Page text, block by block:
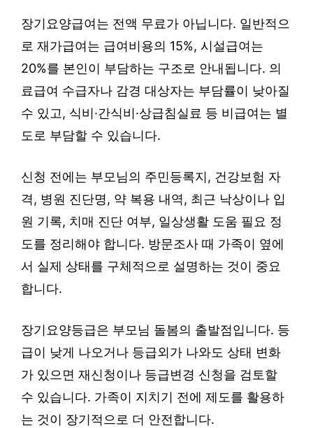
장기요양급여는 전액 무료가 아닙니다. 일반적으
로 재가급여는 급여비용의 15%, 시설급여는
20%를 본인이 부담하는 구조로 안내됩니다. 의
료급여 수급자나 감경 대상자는 부담률이 낮아질
수 있고, 식비·간식비·상급침실료 등 비급여는 별
도로 부담할 수 있습니다.
신청 전에는 부모님의 주민등록지, 건강보험 자
격, 병원 진단명, 약 복용 내역, 최근 낙상이나 입
원 기록, 치매 진단 여부, 일상생활 도움 필요 정
도를 정리해야 합니다. 방문조사 때 가족이 옆에
서 실제 상태를 구체적으로 설명하는 것이 중요
합니다.
장기요양등급은 부모님 돌봄의 출발점입니다. 등
급이 낮게 나오거나 등급외가 나와도 상태 변화
가 있으면 재신청이나 등급변경 신청을 검토할
수 있습니다. 가족이 지치기 전에 제도를 활용하
는 것이 장기적으로 더 안전합니다.